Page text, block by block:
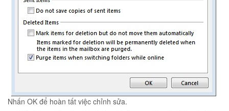
Nhấn OK để hoàn tất việc chỉnh sửa.